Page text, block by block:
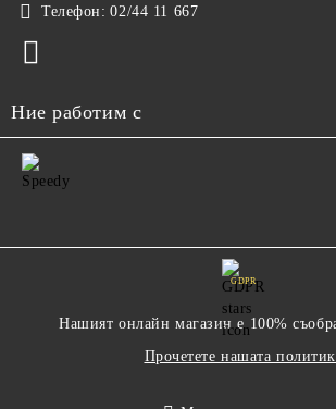
Телефон: 02/44 11 667
Ние работим с
GDPR
Нашият онлайн магазин е 100%
Прочетете нашата